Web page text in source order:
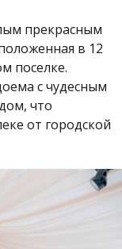
прекрасным
в 12
поселке.
с чудесным
что
от городской